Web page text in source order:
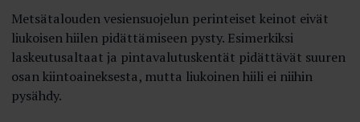
Metsätalouden vesiensuojelun perinteiset keinot eivät
liukoisen hiilen pidättämiseen pysty. Esimerkiksi
laskeutusaltaat ja pintavalutuskentät pidättävät suuren
osan kiintoaineksesta, mutta liukoinen hiili ei niihin
pysähdy.